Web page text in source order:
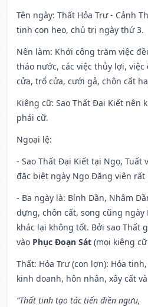
Tên ngày: Thất Hỏa Trư - Cảnh
tinh con heo, chủ trị ngày thứ 3.
Nên làm: Khởi công trăm việc
tháo nước, các việc thủy lợi,
cửa, trổ cửa, cưới gả, chôn cất
Kiêng cữ: Sao Thất Đại Kiết nên
phải cữ.
Ngoại lệ:
- Sao Thất Đại Kiết tại Ngọ, Tuất
đặc biệt ngày Ngọ Đăng viên rất
- Ba ngày là: Bính Dần, Nhâm
dựng, chôn cất, song cũng ngày
khác lại không tốt. Bởi sao Thất
vào Phục Đoạn Sát (mọi kiêng
Thất: Hỏa Trư (con lợn): Hỏa
kinh doanh, hôn nhân, xây cất
“Thất tinh tạo tác tiến điền ngưu,